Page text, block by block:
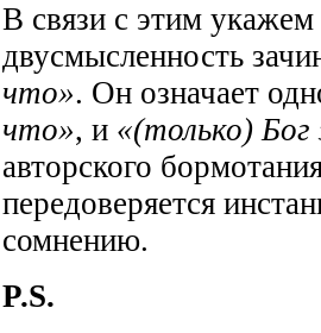
В связи с этим
двусмысленность
что». Он означает
что», и «(только)
авторского
передоверяется
сомнению.
P.S.